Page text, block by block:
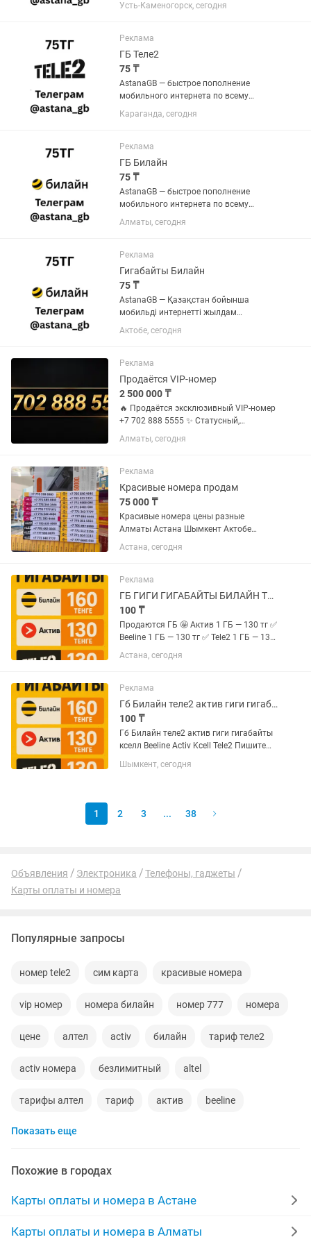
алсаңыз, тағы 1 ГБ сыйлыққа аласыз.
Усть-Каменогорск, сегодня
Реклама
ГБ Теле2
75 ₸
AstanaGB — быстрое пополнение
мобильного интернета по всему
Казахстану. При покупке 1 ГБ за 150 тг
вы получаете ещё 1 ГБ в подарок. В
Караганда, сегодня
Реклама
ГБ Билайн
75 ₸
AstanaGB — быстрое пополнение
мобильного интернета по всему
Казахстану. При покупке 1 ГБ за 150 тг
вы получаете ещё 1 ГБ в подарок. В
Алматы, сегодня
Реклама
Гигабайты Билайн
75 ₸
AstanaGB — Қазақстан бойынша
мобильді интернетті жылдам
толықтыру. 1 ГБ-ты 150 теңгеге сатып
алсаңыз, тағы 1 ГБ сыйлыққа аласыз.
Актобе, сегодня
Реклама
Продаётся VIP-номер
2 500 000 ₸
🔥 Продаётся эксклюзивный VIP-номер
+7 702 888 5555 ✨ Статусный,
красивый и легко запоминающийся
номер. Идеально подойдёт для
Алматы, сегодня
Реклама
Красивые номера продам
75 000 ₸
Красивые номера цены разные
Алматы Астана Шымкент Актобе
Атырау Актау Орал Кызылорда
Астана, сегодня
Реклама
ГБ ГИГИ ГИГАБАЙТЫ БИЛАЙН ТЕЛЕ2 АКТИВ КСЕЛЛ
100 ₸
Продаются ГБ 🤩 Актив 1 ГБ — 130 тг ✅
Beeline 1 ГБ — 130 тг ✅ Tele2 1 ГБ — 130
тг ✅ Без комиссии ❗ Без обмана 😇 Есть
отзывы 🙂↔ 100% надежно 📍
Астана, сегодня
Реклама
Гб Билайн теле2 актив гиги гигабайты кселл Beeline Activ Kcell Tele2
100 ₸
Гб Билайн теле2 актив гиги гигабайты
кселл Beeline Activ Kcell Tele2 Пишите
Отвечаю сразу Гб всегда в наличии
Шымкент, сегодня
1 2 3 ... 38
Объявления Электроника
Телефоны, гаджеты
Карты оплаты и номера
Популярные запросы
номер tele2 сим карта красивые номера
vip номер номера билайн номер 777 номера
цене алтел activ билайн тариф теле2
activ номера безлимитный altel
тарифы алтел тариф актив beeline
красивые
beeline билайн nomer номери
каспий 7777 белайн симкарты
Показать еще
Похожие в городах
Карты оплаты и номера в Астане
Карты оплаты и номера в Алматы